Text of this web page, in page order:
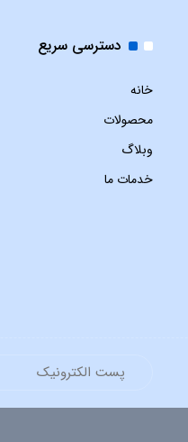
دسترسی سریع
خانه
محصولات
وبلاگ
خدمات ما